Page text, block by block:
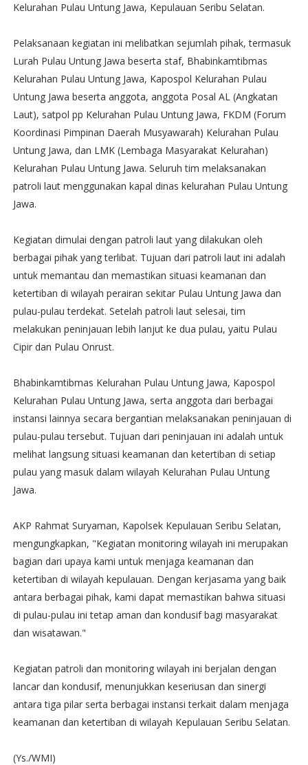
Kelurahan Pulau Untung Jawa, Kepulauan Seribu Selatan.
Pelaksanaan kegiatan ini melibatkan sejumlah pihak, termasuk
Lurah Pulau Untung Jawa beserta staf, Bhabinkamtibmas
Kelurahan Pulau Untung Jawa, Kapospol Kelurahan Pulau
Untung Jawa beserta anggota, anggota Posal AL (Angkatan
Laut), satpol pp Kelurahan Pulau Untung Jawa, FKDM (Forum
Koordinasi Pimpinan Daerah Musyawarah) Kelurahan Pulau
Untung Jawa, dan LMK (Lembaga Masyarakat Kelurahan)
Kelurahan Pulau Untung Jawa. Seluruh tim melaksanakan
patroli laut menggunakan kapal dinas kelurahan Pulau Untung
Jawa.
Kegiatan dimulai dengan patroli laut yang dilakukan oleh
berbagai pihak yang terlibat. Tujuan dari patroli laut ini adalah
untuk memantau dan memastikan situasi keamanan dan
ketertiban di wilayah perairan sekitar Pulau Untung Jawa dan
pulau-pulau terdekat. Setelah patroli laut selesai, tim
melakukan peninjauan lebih lanjut ke dua pulau, yaitu Pulau
Cipir dan Pulau Onrust.
Bhabinkamtibmas Kelurahan Pulau Untung Jawa, Kapospol
Kelurahan Pulau Untung Jawa, serta anggota dari berbagai
instansi lainnya secara bergantian melaksanakan peninjauan di
pulau-pulau tersebut. Tujuan dari peninjauan ini adalah untuk
melihat langsung situasi keamanan dan ketertiban di setiap
pulau yang masuk dalam wilayah Kelurahan Pulau Untung
Jawa.
AKP Rahmat Suryaman, Kapolsek Kepulauan Seribu Selatan,
mengungkapkan, "Kegiatan monitoring wilayah ini merupakan
bagian dari upaya kami untuk menjaga keamanan dan
ketertiban di wilayah kepulauan. Dengan kerjasama yang baik
antara berbagai pihak, kami dapat memastikan bahwa situasi
di pulau-pulau ini tetap aman dan kondusif bagi masyarakat
dan wisatawan."
Kegiatan patroli dan monitoring wilayah ini berjalan dengan
lancar dan kondusif, menunjukkan keseriusan dan sinergi
antara tiga pilar serta berbagai instansi terkait dalam menjaga
keamanan dan ketertiban di wilayah Kepulauan Seribu Selatan.
(Ys./WMI)